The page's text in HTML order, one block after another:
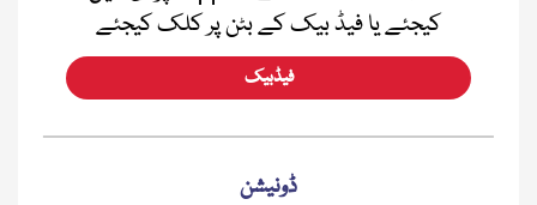
کیجئے یا فیڈ بیک کے بٹن پر کلک کیجئے
فیڈبیک
ڈونیشن